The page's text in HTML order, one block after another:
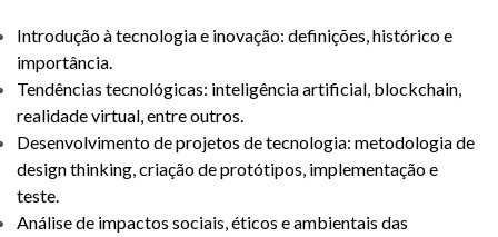
Introdução à tecnologia e inovação: definições, histórico e
importância.
Tendências tecnológicas: inteligência artificial, blockchain,
realidade virtual, entre outros.
Desenvolvimento de projetos de tecnologia: metodologia de
design thinking, criação de protótipos, implementação e
teste.
Análise de impactos sociais, éticos e ambientais das